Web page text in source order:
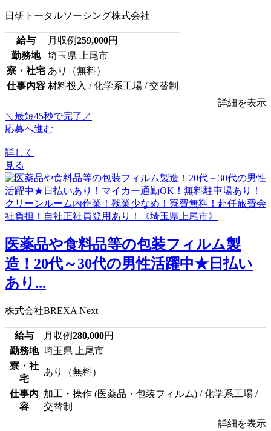
日研トータルソーシング株式会社
給与 月収例259,000円
勤務地
埼玉県 上尾市
寮・社宅 あり（無料）
仕事内容 材料投入 / 化学系工場 / 交替制
詳細を表示
＼最短45秒で完了／
応募へ進む
詳しく
見る
医薬品や食料品等の包装フィルム製
造！20代～30代の男性活躍中★日払い
あり...
株式会社BREXA Next
給与 月収例280,000円
勤務地 埼玉県 上尾市
寮・社
宅
あり（無料）
仕事内
容
加工・操作 (医薬品・包装フィルム) / 化学系工場 /
交替制
詳細を表示